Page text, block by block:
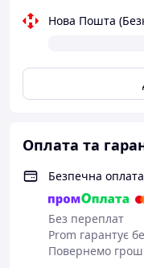
Нова Пошта
Оплата та
Безпечна
Без переплат
Prom гарантує
Повернемо